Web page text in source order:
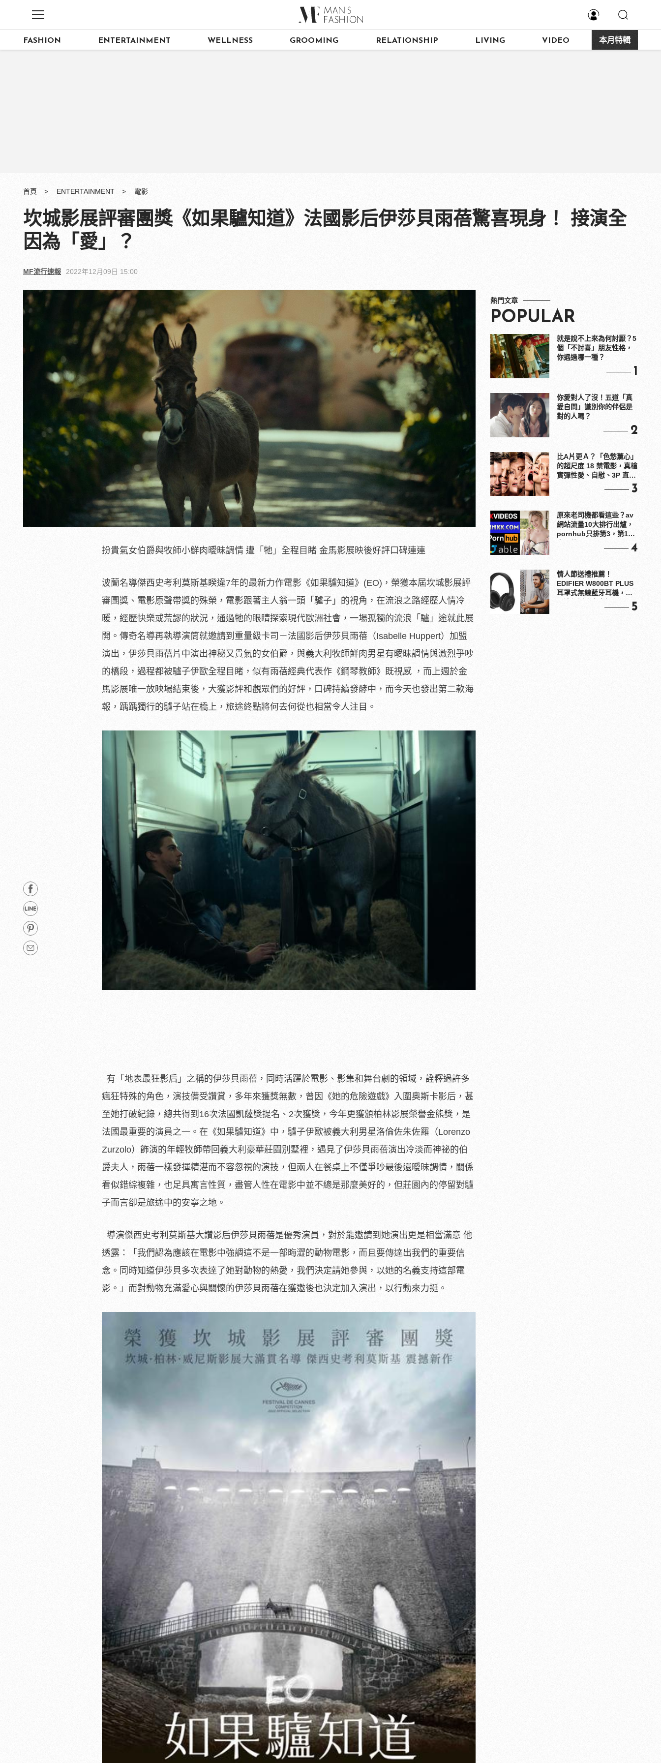
FASHION ENTERTAINMENT WELLNESS GROOMING RELATIONSHIP LIVING VIDEO 本月特輯
首頁 ENTERTAINMENT 電影
坎城影展評審團獎《如果驢知道》法國影后伊莎貝雨蓓驚喜現身！ 接演全
因為「愛」？
MF流行速報 2022年12月09日 15:00
扮貴氣女伯爵與牧師小鮮肉曖昧調情 遭「牠」全程目睹 金馬影展映後好評口碑連連
波蘭名導傑西史考利莫斯基睽違7年的最新力作電影《如果驢知道》 (EO)，榮獲本屆坎城影展評
審團獎、電影原聲帶獎的殊榮， 電影跟著主人翁一頭「驢子」的視角，在流浪之路經歷人情冷
暖， 經歷快樂或荒謬的狀況，通過牠的眼睛探索現代歐洲社會，一場孤獨的流浪「驢」途就此展
開。傳奇名導再執導演筒就邀請到重量級卡司 －法國影后伊莎貝雨蓓（Isabelle Huppert）加盟
演出， 伊莎貝雨蓓片中演出神秘又貴氣的女伯爵， 與義大利牧師鮮肉男星有曖昧調情與激烈爭吵
的橋段，過程都被驢子伊歐全程目睹，似有雨蓓經典代表作《鋼琴教師》既視感 ，而上週於金
馬影展唯一放映場結束後，大獲影評和觀眾們的好評， 口碑持續發酵中，而今天也發出第二款海
報， 踽踽獨行的驢子站在橋上，旅途終點將何去何從也相當令人注目。
有「地表最狂影后」之稱的伊莎貝雨蓓，同時活躍於電影、 影集和舞台劇的領域，詮釋過許多
瘋狂特殊的角色，演技備受讚賞， 多年來獲獎無數，曾因《她的危險遊戲》入圍奧斯卡影后， 甚
至她打破紀錄，總共得到16次法國凱薩獎提名、2次獲獎， 今年更獲頒柏林影展榮譽金熊獎，是
法國最重要的演員之一。在《如果驢知道》中，驢子伊歐被義大利男星洛倫佐朱佐羅（Lorenzo
Zurzolo）飾演的年輕牧師帶回義大利豪華莊園別墅裡， 遇見了伊莎貝雨蓓演出冷淡而神祕的伯
爵夫人，雨蓓一樣發揮精湛而不容忽視的演技，但兩人在餐桌上不僅爭吵最後還曖昧調情， 關係
看似錯綜複雜，也足具寓言性質， 盡管人性在電影中並不總是那麼美好的， 但莊園內的停留對驢
子而言卻是旅途中的安寧之地。
導演傑西史考利莫斯基大讚影后伊莎貝雨蓓是優秀演員，對於能邀請到她演出更是相當滿意 他
透露：「我們認為應該在電影中強調這不是一部晦澀的動物電影， 而且要傳達出我們的重要信
念。 同時知道伊莎貝多次表達了她對動物的熱愛，我們決定請她參與， 以她的名義支持這部電
影。」而對動物充滿愛心與關懷的伊莎貝雨蓓在獲邀後也決定加入演出，以行動來力挺。
熱門文章
POPULAR
就是說不上來為何討厭？5
個「不討喜」朋友性格，
你遇過哪一種？
1
你愛對人了沒！五道「真
愛自問」識別你的伴侶是
對的人嗎？
2
比A片更Ａ？「色慾薰心」
的超尺度 18 禁電影，真槍
實彈性愛、自慰、3P 直接
3
原來老司機都看這些？av
網站流量10大排行出爐，
pornhub只排第3，第1名
4
情人節送禮推薦！
EDIFIER W800BT PLUS
耳罩式無線藍牙耳機，在
5